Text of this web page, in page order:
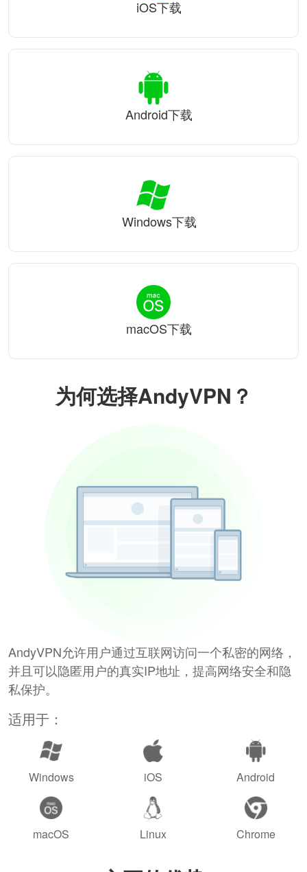
为何选择AndyVPN？
AndyVPN允许用户通过互联网访问一个私密的网络，
并且可以隐匿用户的真实IP地址，提高网络安全和隐
私保护。
适用于：
Windows iOS Android
macOS Linux Chrome
iOS下载
Android下载
Windows下载
macOS下载